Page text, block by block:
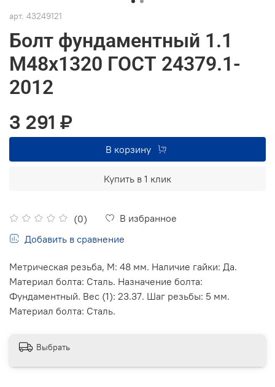
арт. 43249121
Болт фундаментный 1.1
М48х1320 ГОСТ 24379.1-
2012
(0)
В избранное
Добавить в сравнение
3 291 ₽
В корзину
Купить в 1 клик
Метрическая резьба, М: 48 мм. Наличие гайки: Да.
Материал болта: Сталь. Назначение болта:
Фундаментный. Вес (1): 23.37. Шаг резьбы: 5 мм.
Материал болта: Сталь.
Выбрать